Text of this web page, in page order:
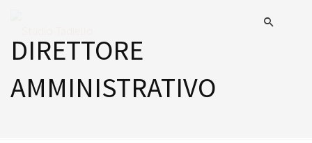
DIRETTORE
AMMINISTRATIVO